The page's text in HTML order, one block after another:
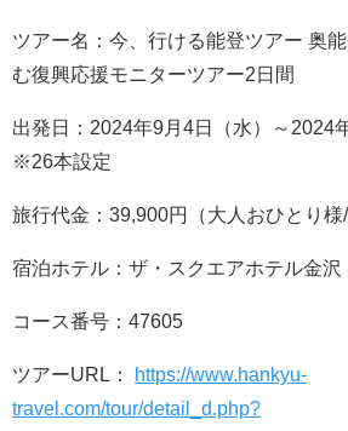
ツアー名：今、行ける能登ツアー 奥
む復興応援モニターツアー2日間
出発日：2024年9月4日（水）～2024
※26本設定
旅行代金：39,900円（大人おひとり様
宿泊ホテル：ザ・スクエアホテル金沢
コース番号：47605
ツアーURL：
https://www.hankyu-
travel.com/tour/detail_d.php?